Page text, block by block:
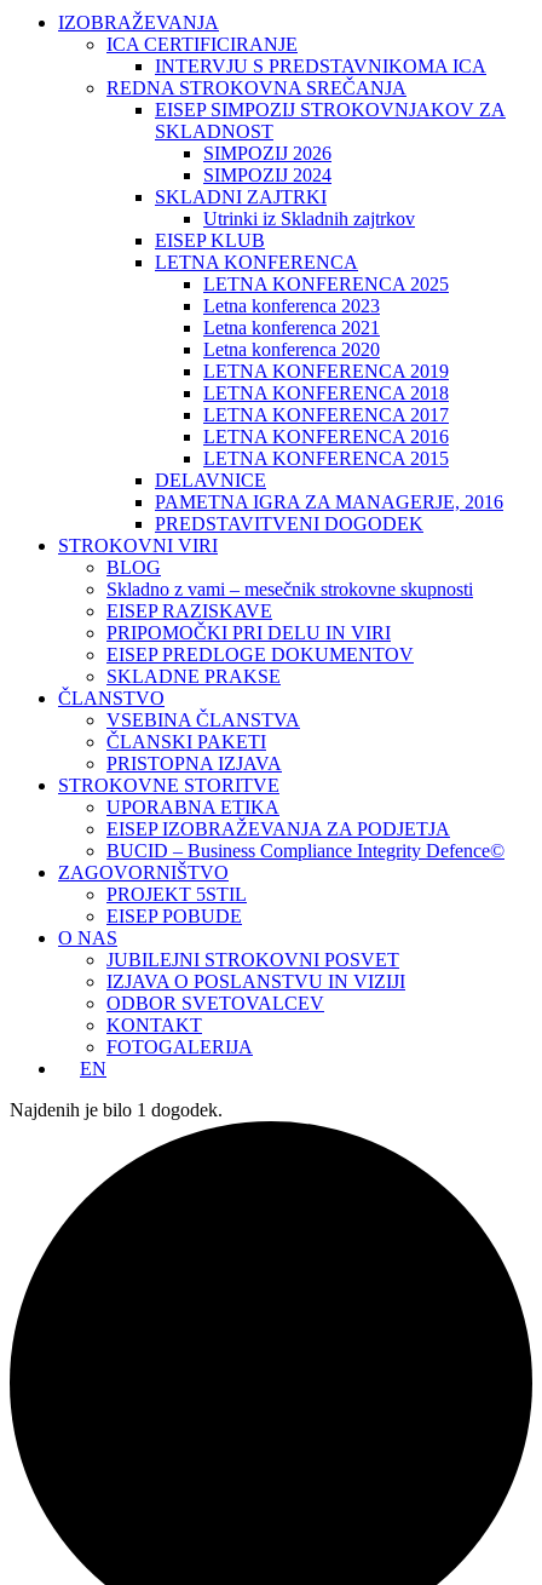
IZOBRAŽEVANJA
ICA CERTIFICIRANJE
INTERVJU S PREDSTAVNIKOMA ICA
REDNA STROKOVNA SREČANJA
EISEP SIMPOZIJ STROKOVNJAKOV ZA
SKLADNOST
SIMPOZIJ 2026
SIMPOZIJ 2024
SKLADNI ZAJTRKI
Utrinki iz Skladnih zajtrkov
EISEP KLUB
LETNA KONFERENCA
LETNA KONFERENCA 2025
Letna konferenca 2023
Letna konferenca 2021
Letna konferenca 2020
LETNA KONFERENCA 2019
LETNA KONFERENCA 2018
LETNA KONFERENCA 2017
LETNA KONFERENCA 2016
LETNA KONFERENCA 2015
DELAVNICE
PAMETNA IGRA ZA MANAGERJE, 2016
PREDSTAVITVENI DOGODEK
STROKOVNI VIRI
BLOG
Skladno z vami – mesečnik strokovne skupnosti
EISEP RAZISKAVE
PRIPOMOČKI PRI DELU IN VIRI
EISEP PREDLOGE DOKUMENTOV
SKLADNE PRAKSE
ČLANSTVO
VSEBINA ČLANSTVA
ČLANSKI PAKETI
PRISTOPNA IZJAVA
STROKOVNE STORITVE
UPORABNA ETIKA
EISEP IZOBRAŽEVANJA ZA PODJETJA
BUCID – Business Compliance Integrity Defence©
ZAGOVORNIŠTVO
PROJEKT 5STIL
EISEP POBUDE
O NAS
JUBILEJNI STROKOVNI POSVET
IZJAVA O POSLANSTVU IN VIZIJI
ODBOR SVETOVALCEV
KONTAKT
FOTOGALERIJA
EN
Najdenih je bilo 1 dogodek.